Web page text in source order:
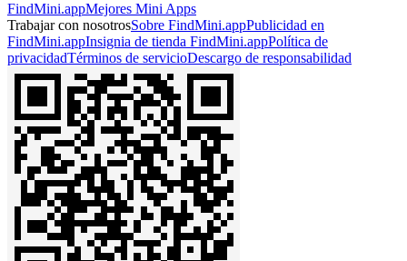
FindMini.appMejores Mini Apps
Trabajar con nosotrosSobre FindMini.appPublicidad en
FindMini.appInsignia de tienda FindMini.appPolítica de
privacidadTérminos de servicioDescargo de responsabilidad